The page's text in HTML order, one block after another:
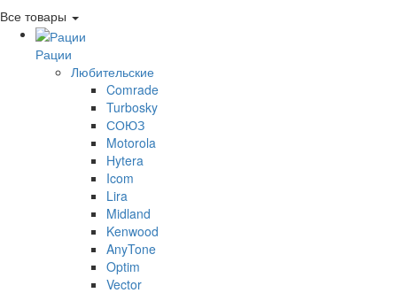
Все товары
Рации
Любительские
Comrade
Turbosky
СОЮЗ
Motorola
Hytera
Icom
Lira
Midland
Kenwood
AnyTone
Optim
Vector